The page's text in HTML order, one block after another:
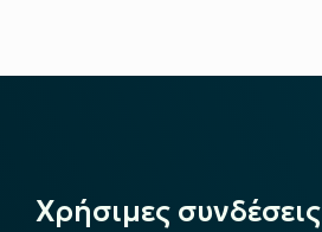
Χρήσιμες συνδέσεις